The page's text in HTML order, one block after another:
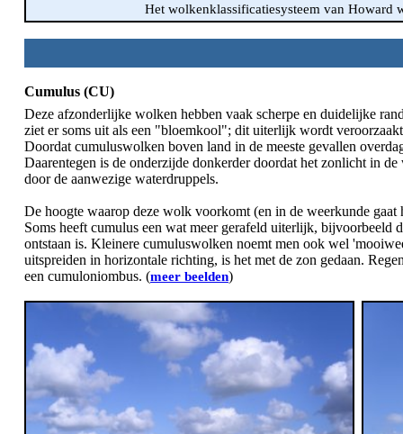
Het wolkenklassificatiesysteem van Howard
Cumulus (CU)
Deze afzonderlijke wolken hebben vaak scherpe en duidelijke
ziet er soms uit als een "bloemkool"; dit uiterlijk wordt
Doordat cumuluswolken boven land in de meeste gevallen
Daarentegen is de onderzijde donkerder doordat het zonlicht in
door de aanwezige waterdruppels.
De hoogte waarop deze wolk voorkomt (en in de weerkunde
Soms heeft cumulus een wat meer gerafeld uiterlijk,
ontstaan is. Kleinere cumuluswolken noemt men ook wel
uitspreiden in horizontale richting, is het met de zon gedaan.
een cumuloniombus. (meer beelden)